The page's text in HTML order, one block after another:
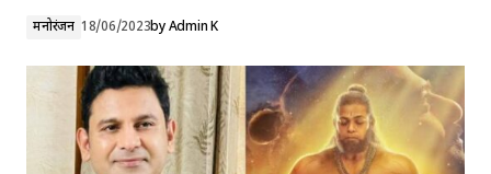
मनोरंजन 18/06/2023byAdmin K